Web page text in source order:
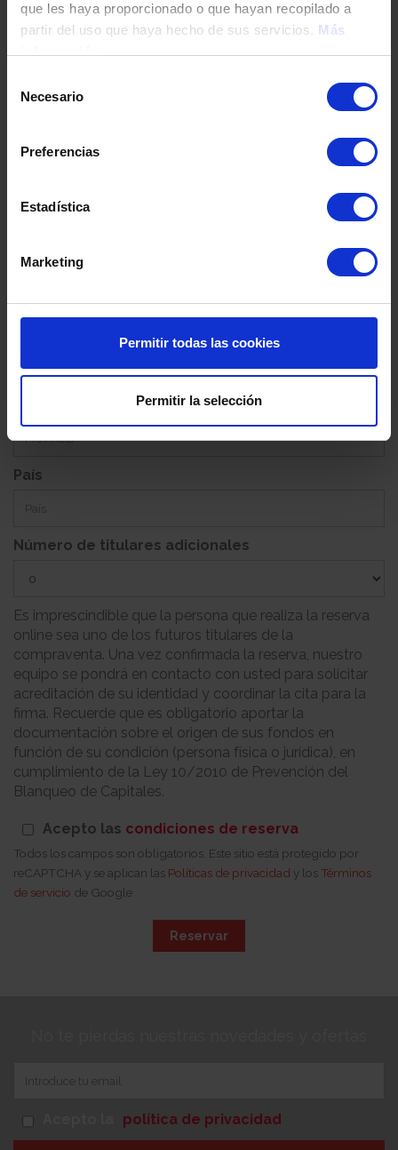
que les haya proporcionado o que hayan recopilado a
partir del uso que haya hecho de sus servicios. Más
Necesario
Preferencias
Estadística
Marketing
Permitir todas las cookies
Permitir la selección
DNI / Pasaporte / NIE
Código postal
País
Número de titulares adicionales
Es imprescindible que la persona que realiza la reserva
online sea uno de los futuros titulares de la
compraventa. Una vez confirmada la reserva, nuestro
equipo se pondrá en contacto con usted para solicitar
acreditación de su identidad y coordinar la cita para la
firma. Recuerde que es obligatorio aportar la
documentación sobre el origen de sus fondos en
función de su condición (persona física o jurídica), en
cumplimiento de la Ley 10/2010 de Prevención del
Blanqueo de Capitales.
Acepto las condiciones de reserva
Todos los campos son obligatorios. Este sitio está protegido por
reCAPTCHA y se aplican las Políticas de privacidad y los Términos
de servicio de Google
Reservar
política de privacidad